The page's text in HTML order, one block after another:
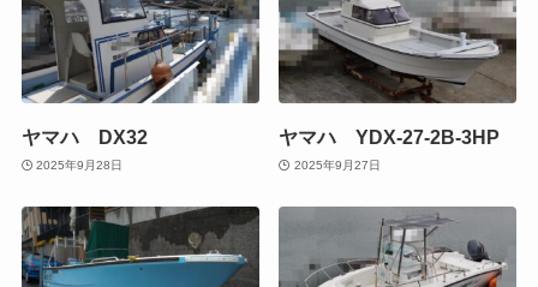
ヤマハ DX32
2025年9月28日
ヤマハ YDX-27-2B-3HP
2025年9月27日